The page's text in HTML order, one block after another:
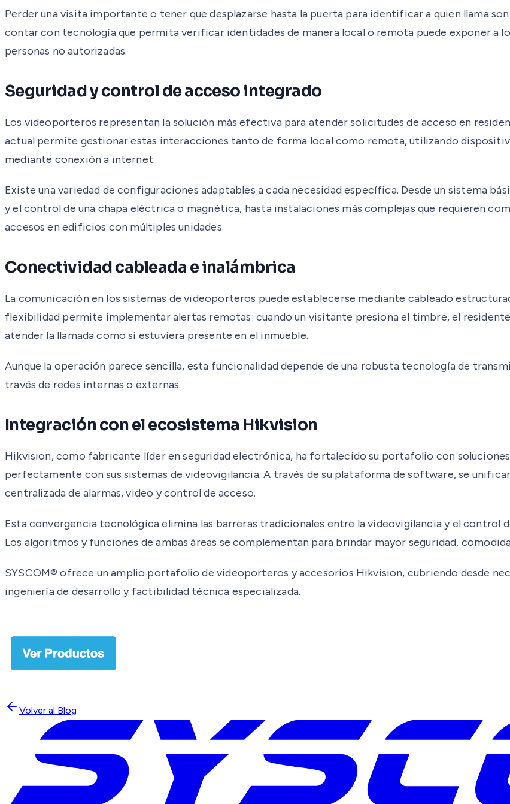
Perder una visita importante o tener que desplazarse hasta la puerta para identificar a quien llama
contar con tecnología que permita verificar identidades de manera local o remota puede exponer a
personas no autorizadas.
Seguridad y control de acceso integrado
Los videoporteros representan la solución más efectiva para atender solicitudes de acceso en
actual permite gestionar estas interacciones tanto de forma local como remota, utilizando
mediante conexión a internet.
Existe una variedad de configuraciones adaptables a cada necesidad específica. Desde un sistema
y el control de una chapa eléctrica o magnética, hasta instalaciones más complejas que requieren
accesos en edificios con múltiples unidades.
Conectividad cableada e inalámbrica
La comunicación en los sistemas de videoporteros puede establecerse mediante cableado
flexibilidad permite implementar alertas remotas: cuando un visitante presiona el timbre, el
atender la llamada como si estuviera presente en el inmueble.
Aunque la operación parece sencilla, esta funcionalidad depende de una robusta tecnología de
través de redes internas o externas.
Integración con el ecosistema Hikvision
Hikvision, como fabricante líder en seguridad electrónica, ha fortalecido su portafolio con
perfectamente con sus sistemas de videovigilancia. A través de su plataforma de software, se
centralizada de alarmas, video y control de acceso.
Esta convergencia tecnológica elimina las barreras tradicionales entre la videovigilancia y el control
Los algoritmos y funciones de ambas áreas se complementan para brindar mayor seguridad,
SYSCOM® ofrece un amplio portafolio de videoporteros y accesorios Hikvision, cubriendo desde
ingeniería de desarrollo y factibilidad técnica especializada.
Volver al Blog